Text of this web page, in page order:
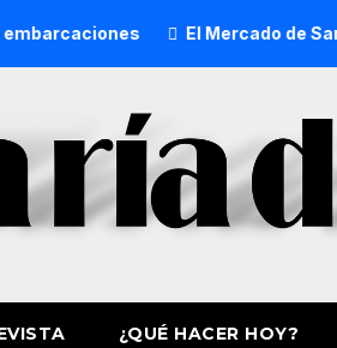
El Mercado de San Lorenzo
¿QUÉ HACER HOY?